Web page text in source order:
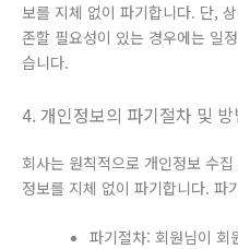
보를 지체 없이 파기합니다. 단,
존할 필요성이 있는 경우에는 일
습니다.
4. 개인정보의 파기절차 및 방
회사는 원칙적으로 개인정보 수
정보를 지체 없이 파기합니다. 파
파기절차: 회원님이 회